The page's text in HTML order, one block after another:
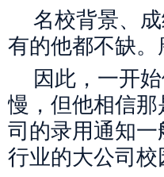
名校背景、
有的他都不缺
因此，一开
慢，但他相信
司的录用通知
行业的大公司